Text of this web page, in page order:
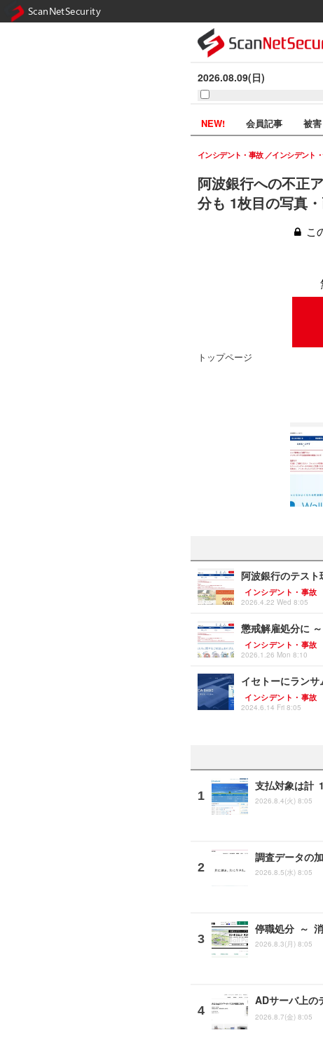
2026.08.09(日)
NEW! 会員記事 被
阿波銀行への不正
分も 1枚目の写真
インシデント・事故 インシデント
こ
トップページ
阿波銀行のテス
インシデント・事故
2026.4.22 Wed 8:05
懲戒解雇処分に
インシデント・事故
2026.1.26 Mon 8:10
イセトーにラン
インシデント・事故
2024.6.14 Fri 8:05
支払対象は計
2026.8.4(火) 8:05
調査データの
2026.8.5(水) 8:05
停職処分 ～
2026.8.3(月) 8:05
ADサーバ上の
2026.8.7(金) 8:05
ScanNetSecurity